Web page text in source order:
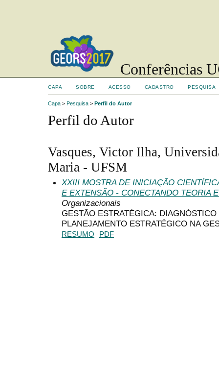
Conferências
CAPA SOBRE ACESSO CADASTRO PESQUISA
Capa > Pesquisa > Perfil do Autor
Perfil do Autor
Vasques, Victor Ilha,
Maria - UFSM
XXIII MOSTRA DE INICIAÇÃO
E EXTENSÃO - CONECTANDO TEORIA
Organizacionais
GESTÃO ESTRATÉGICA:
PLANEJAMENTO ESTRATÉGICO NA
RESUMO PDF